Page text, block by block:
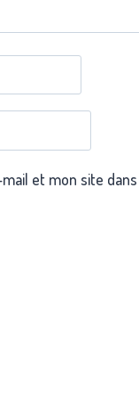
et mon site